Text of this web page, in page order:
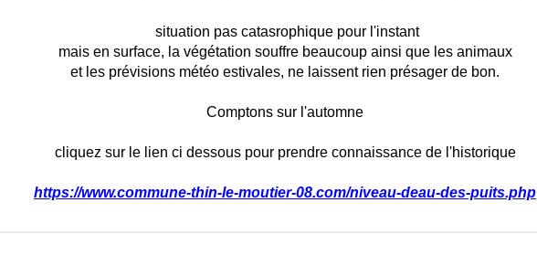
situation pas catasrophique pour l'instant
mais en surface, la végétation souffre beaucoup ainsi que les animaux
et les prévisions météo estivales, ne laissent rien présager de bon.
Comptons sur l'automne
cliquez sur le lien ci dessous pour prendre connaissance de l'historique
https://www.commune-thin-le-moutier-08.com/niveau-deau-des-puits.php